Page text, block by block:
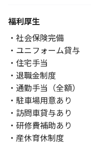
福利厚生
・社会保険完備
・ユニフォーム貸与
・住宅手当
・退職金制度
・通勤手当（全額）
・駐車場用意あり
・訪問車貸与あり
・研修費補助あり
・産休育休制度